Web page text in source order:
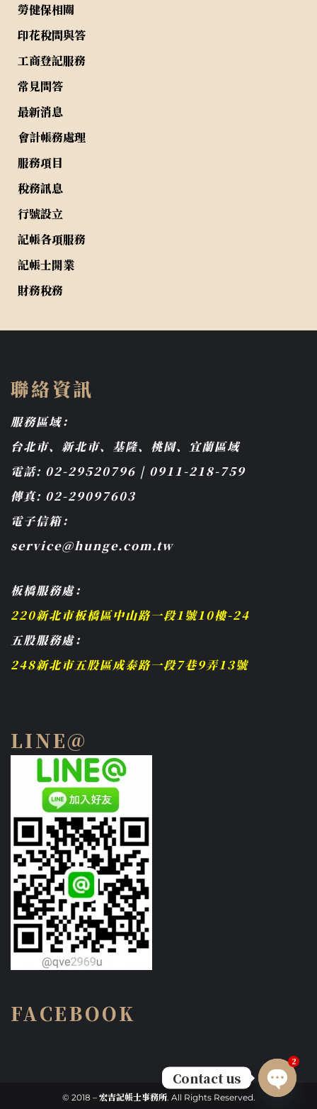
勞健保相關
印花稅問與答
工商登記服務
常見問答
最新消息
會計帳務處理
服務項目
稅務訊息
行號設立
記帳各項服務
記帳士開業
財務稅務
聯絡資訊
服務區域：
台北市、新北市、基隆、桃園、宜蘭區域
電話: 02-29520796 | 0911-218-759
傳真: 02-29097603
電子信箱：
service@hunge.com.tw
板橋服務處：
220新北市板橋區中山路一段1號10樓-24
五股服務處：
248新北市五股區成泰路一段7巷9弄13號
LINE@
FACEBOOK
© 2018 – 宏吉記帳士事務所. All Rights Reserved.
Contact us
Open
2